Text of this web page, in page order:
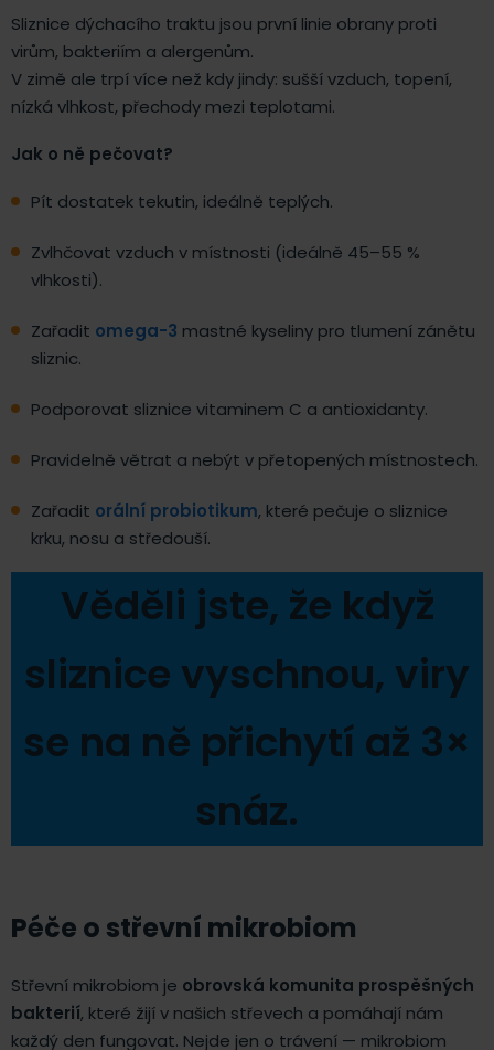
Sliznice dýchacího traktu jsou první linie obrany proti
virům, bakteriím a alergenům.
V zimě ale trpí více než kdy jindy: sušší vzduch, topení,
nízká vlhkost, přechody mezi teplotami.
Jak o ně pečovat?
Pít dostatek tekutin, ideálně teplých.
Zvlhčovat vzduch v místnosti (ideálně 45–55 %
vlhkosti).
Zařadit omega-3 mastné kyseliny pro tlumení zánětu
sliznic.
Podporovat sliznice vitaminem C a antioxidanty.
Pravidelně větrat a nebýt v přetopených místnostech.
Zařadit orální probiotikum, které pečuje o sliznice
krku, nosu a středouší.
Věděli jste, že když
sliznice vyschnou, viry
se na ně přichytí až 3×
snáz.
Péče o střevní mikrobiom
Střevní mikrobiom je obrovská komunita prospěšných
bakterií, které žijí v našich střevech a pomáhají nám
každý den fungovat. Nejde jen o trávení — mikrobiom